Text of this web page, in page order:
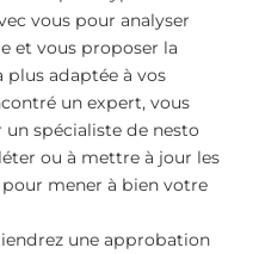
vous pour analyser
et vous proposer la
adaptée à vos
un expert, vous
un spécialiste de nesto
ou à mettre à jour les
mener à bien votre
une approbation